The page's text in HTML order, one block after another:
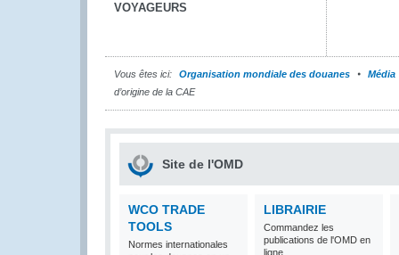
VOYAGEURS
Vous êtes ici: Organisation mondiale des douanes
Média
d’origine de la CAE
Site de l'OMD
WCO TRADE
TOOLS
Normes internationales
LIBRAIRIE
Commandez les
publications de l'OMD en
ligne